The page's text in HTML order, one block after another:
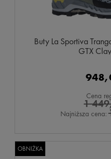
Buty La Sportiva
GTX
Cena
1
Najniższa cena:
OBNIŻKA